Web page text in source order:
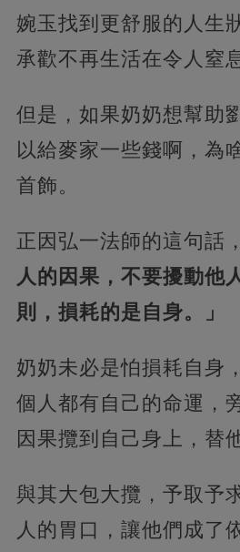
婉玉找到更舒服的人生
承歡不再生活在令人窒
但是，如果奶奶想幫助
以給麥家一些錢啊，為
首飾。
正因弘一法師的這句話，
人的因果，不要擾動他
則，損耗的是自身。」
奶奶未必是怕損耗自身
個人都有自己的命運，
因果攬到自己身上，替
與其大包大攬，予取予
人的胃口，讓他們成了